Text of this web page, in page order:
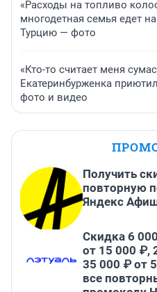
«Расходы на топливо
многодетная семья едет
Турцию — фото
«Кто-то считает меня
Екатеринбурженка
фото и видео
Получить
повторную
Яндекс
Скидка 6
от 15 000 ₽,
35 000 ₽ от
все